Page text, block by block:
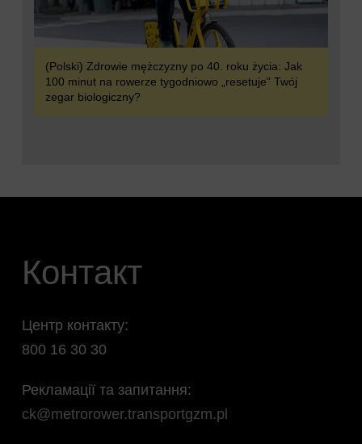
(Polski) Zdrowie mężczyzny po 40. roku życia: Jak
100 minut na rowerze tygodniowo „resetuje” Twój
zegar biologiczny?
Контакт
Центр контакту:
800 16 30 30
Рекламації та запитання:
ck@metrorower.transportgzm.pl